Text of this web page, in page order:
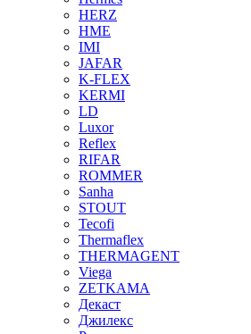
HERZ
HME
IMI
JAFAR
K-FLEX
KERMI
LD
Luxor
Reflex
RIFAR
ROMMER
Sanha
STOUT
Tecofi
Thermaflex
THERMAGENT
Viega
ZETKAMA
Декаст
Джилекс